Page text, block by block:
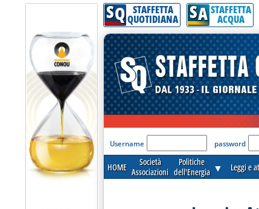
SQ STAFFETTA
QUOTIDIANA SA STAFFETTA
ACQUA
'Modulo Login per
Username password
HOME
Società
Associazioni
Politiche
dell'Energia ▼ Leggi e